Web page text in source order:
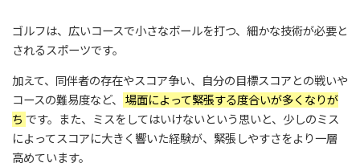
ゴルフは、広いコースで小さなボールを打つ、細かな技術が必要と
されるスポーツです。
加えて、同伴者の存在やスコア争い、自分の目標スコアとの戦いや
コースの難易度など、
場面によって緊張する度合いが多くなりが
ち です。また、ミスをしてはいけないという思いと、少しのミス
によってスコアに大きく響いた経験が、緊張しやすさをより一層
高めています。